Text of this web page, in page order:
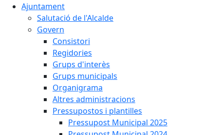
Ajuntament
Salutació de l'Alcalde
Govern
Consistori
Regidories
Grups d'interès
Grups municipals
Organigrama
Altres administracions
Pressupostos i plantilles
Pressupost Municipal 2025